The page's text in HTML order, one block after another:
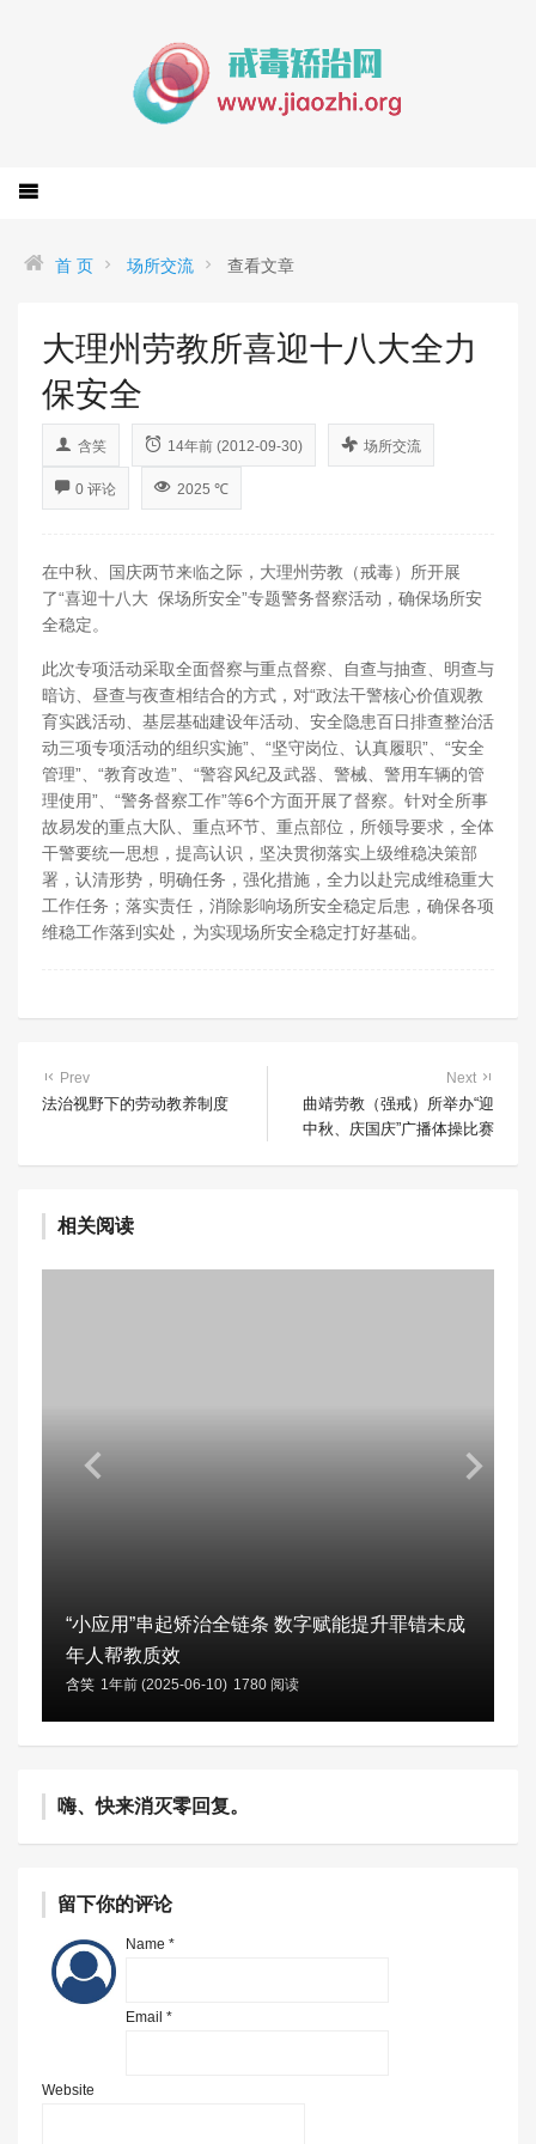
首 页 场所交流 查看文章
大理州劳教所喜迎十八大全力
保安全
含笑 14年前 (2012-09-30) 场所交流
0 评论 2025 ℃
在中秋、国庆两节来临之际，大理州劳教（戒毒）所开展
了“喜迎十八大 保场所安全”专题警务督察活动，确保场所安
全稳定。
此次专项活动采取全面督察与重点督察、自查与抽查、明查与
暗访、昼查与夜查相结合的方式，对“政法干警核心价值观教
育实践活动、基层基础建设年活动、安全隐患百日排查整治活
动三项专项活动的组织实施”、“坚守岗位、认真履职”、“安全
管理”、“教育改造”、“警容风纪及武器、警械、警用车辆的管
理使用”、“警务督察工作”等6个方面开展了督察。针对全所事
故易发的重点大队、重点环节、重点部位，所领导要求，全体
干警要统一思想，提高认识，坚决贯彻落实上级维稳决策部
署，认清形势，明确任务，强化措施，全力以赴完成维稳重大
工作任务；落实责任，消除影响场所安全稳定后患，确保各项
维稳工作落到实处，为实现场所安全稳定打好基础。
Prev
法治视野下的劳动教养制度
Next
曲靖劳教（强戒）所举办“迎
中秋、庆国庆”广播体操比赛
相关阅读
“小应用”串起矫治全链条 数字赋能提升罪错未成
年人帮教质效
含笑 1年前 (2025-06-10) 1780 阅读
嗨、快来消灭零回复。
留下你的评论
Name *
Email *
Website